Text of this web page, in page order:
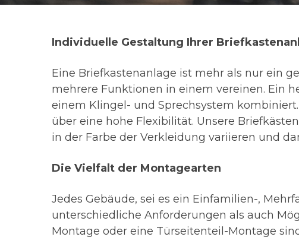
Individuelle Gestaltung Ihrer
Eine Briefkastenanlage ist mehr als nur ein
mehrere Funktionen in einem vereinen. Ein
einem Klingel- und Sprechsystem
über eine hohe Flexibilität. Unsere
in der Farbe der Verkleidung variieren und
Die Vielfalt der Montagearten
Jedes Gebäude, sei es ein Einfamilien-,
unterschiedliche Anforderungen als auch
Montage oder eine Türseitenteil-Montage